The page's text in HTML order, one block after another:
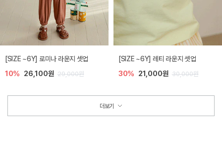
[SIZE ~6Y] 로미나 라운지 셋업
10% 26,100원 29,000원
[SIZE ~6Y] 레티 라운지 셋업
30% 21,000원 30,000원
더보기